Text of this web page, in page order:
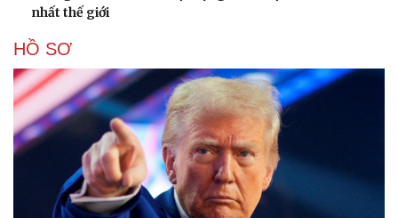
nhất thế giới
HỒ SƠ